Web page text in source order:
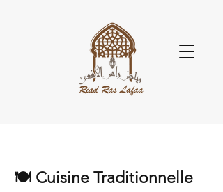
🍽️ Cuisine Traditionnelle